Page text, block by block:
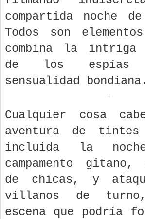
compartida noche
Todos son
combina la intriga
de los
sensualidad bondiana.
Cualquier cosa
aventura de tintes
incluida la
campamento
de chicas, y
villanos de
escena que podría